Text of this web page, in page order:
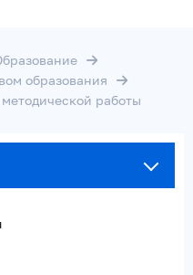
образования
работы